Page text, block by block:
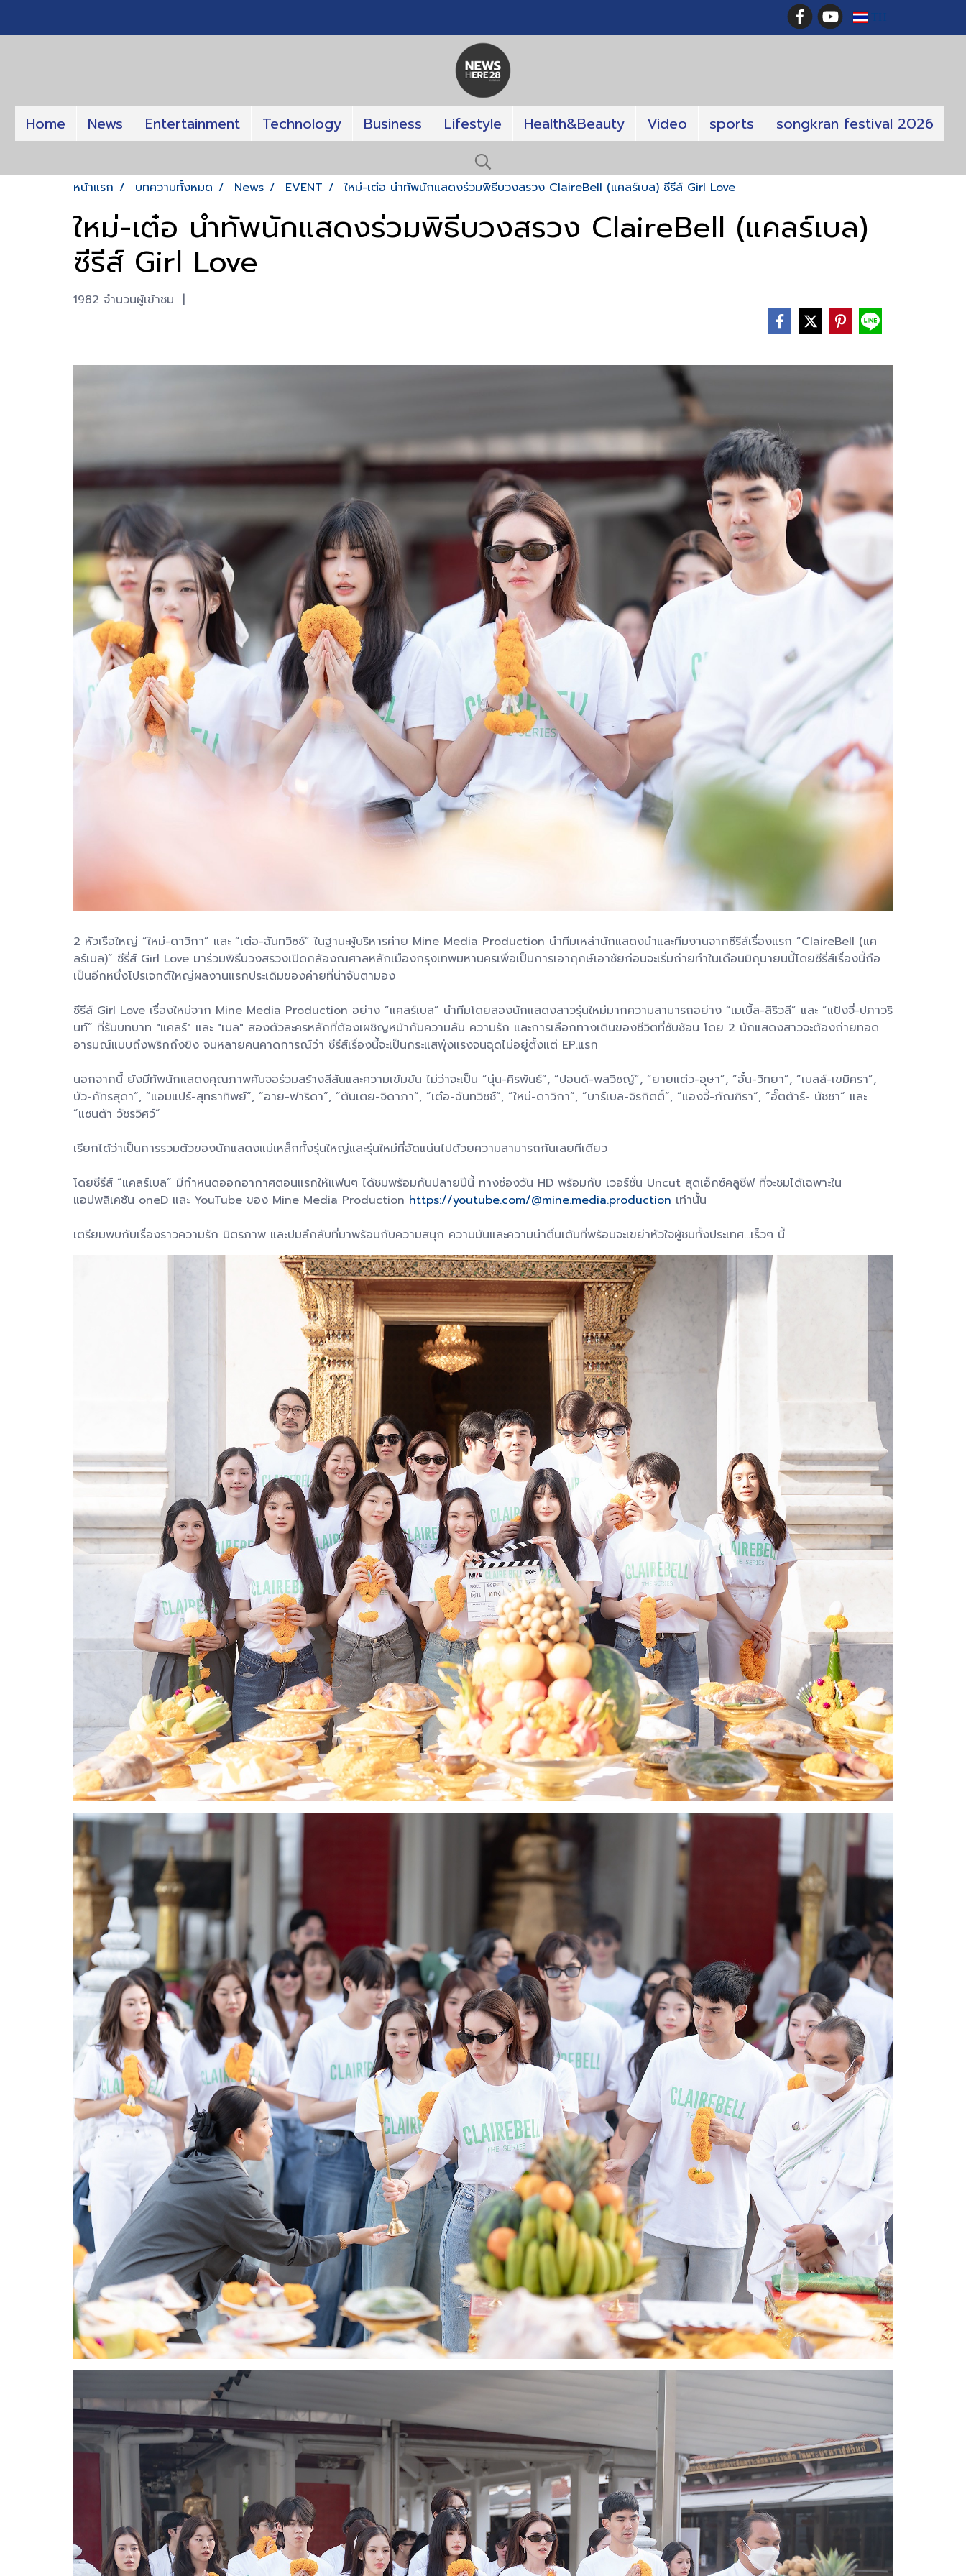
TH
Home News Entertainment Technology Business Lifestyle Health&Beauty Video sports songkran festival 2026
หน้าแรก บทความทั้งหมด News EVENT ใหม่-เต๋อ นำทัพนักแสดงร่วมพิธีบวงสรวง ClaireBell (แคลร์เบล) ซีรีส์ Girl Love
ใหม่-เต๋อ นำทัพนักแสดงร่วมพิธีบวงสรวง ClaireBell (แคลร์เบล)
ซีรีส์ Girl Love
1982 จำนวนผู้เข้าชม |
2 หัวเรือใหญ่ “ใหม่-ดาวิกา” และ “เต๋อ-ฉันทวิชช์” ในฐานะผู้บริหารค่าย Mine Media Production นำทีมเหล่านักแสดงนำและทีมงานจากซีรีส์เรื่องแรก “ClaireBell (แค
ลร์เบล)” ซีรี่ส์ Girl Love มาร่วมพิธีบวงสรวงเปิดกล้องณศาลหลักเมืองกรุงเทพมหานครเพื่อเป็นการเอาฤกษ์เอาชัยก่อนจะเริ่มถ่ายทำในเดือนมิถุนายนนี้โดยซีรี่ส์เรื่องนี้ถือ
เป็นอีกหนึ่งโปรเจกต์ใหญ่ผลงานแรกประเดิมของค่ายที่น่าจับตามอง
ซีรีส์ Girl Love เรื่องใหม่จาก Mine Media Production อย่าง “แคลร์เบล” นำทีมโดยสองนักแสดงสาวรุ่นใหม่มากความสามารถอย่าง “เมเบิ้ล-สิริวลี” และ “แป้งจี่-ปภาวริ
นท์” ที่รับบทบาท "แคลร์" และ "เบล" สองตัวละครหลักที่ต้องเผชิญหน้ากับความลับ ความรัก และการเลือกทางเดินของชีวิตที่ซับซ้อน โดย 2 นักแสดงสาวจะต้องถ่ายทอด
อารมณ์แบบถึงพริกถึงขิง จนหลายคนคาดการณ์ว่า ซีรีส์เรื่องนี้จะเป็นกระแสพุ่งแรงจนฉุดไม่อยู่ตั้งแต่ EP.แรก
นอกจากนี้ ยังมีทัพนักแสดงคุณภาพคับจอร่วมสร้างสีสันและความเข้มข้น ไม่ว่าจะเป็น “นุ่น-ศิรพันธ์”, “ปอนด์-พลวิชญ์”, “ยายแต๋ว-อุษา”, “อั๋น-วิทยา”, “เบลล์-เขมิศรา”,
บัว-ภัทรสุดา“, ”แอมแปร์-สุทธาทิพย์“, ”อาย-ฟาริดา“, ”ต้นเตย-จิดาภา“, ”เต๋อ-ฉันทวิชช์“, ”ใหม่-ดาวิกา“, ”บาร์เบล-จิรกิตติ์“, ”แองจี้-ภัณฑิรา“, ”อั๊ตต้าร์- นัชชา“ และ
”แซนต้า วัชรวิศว์“
เรียกได้ว่าเป็นการรวมตัวของนักแสดงแม่เหล็กทั้งรุ่นใหญ่และรุ่นใหม่ที่อัดแน่นไปด้วยความสามารถกันเลยทีเดียว
โดยซีรีส์ “แคลร์เบล” มีกำหนดออกอากาศตอนแรกให้แฟนๆ ได้ชมพร้อมกันปลายปีนี้ ทางช่องวัน HD พร้อมกับ เวอร์ชั่น Uncut สุดเอ็กซ์คลูซีฟ ที่จะชมได้เฉพาะใน
แอปพลิเคชัน oneD และ YouTube ของ Mine Media Production https://youtube.com/@mine.media.production เท่านั้น
เตรียมพบกับเรื่องราวความรัก มิตรภาพ และปมลึกลับที่มาพร้อมกับความสนุก ความมันและความน่าตื่นเต้นที่พร้อมจะเขย่าหัวใจผู้ชมทั้งประเทศ...เร็วๆ นี้